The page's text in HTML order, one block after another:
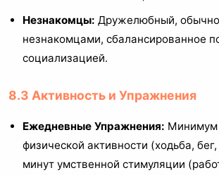
Незнакомцы: Дружелюбный,
незнакомцами, сбалансированное
социализацией.
8.3 Активность и Упражнения
Ежедневные Упражнения: Минимум
физической активности (ходьба,
минут умственной стимуляции